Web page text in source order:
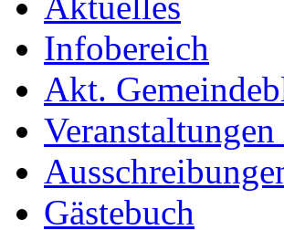
Infobereich
Akt.
Gästebuch